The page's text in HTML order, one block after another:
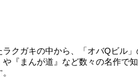
クガキの中から、「オバQビル
や『まんが道』など数々の名作